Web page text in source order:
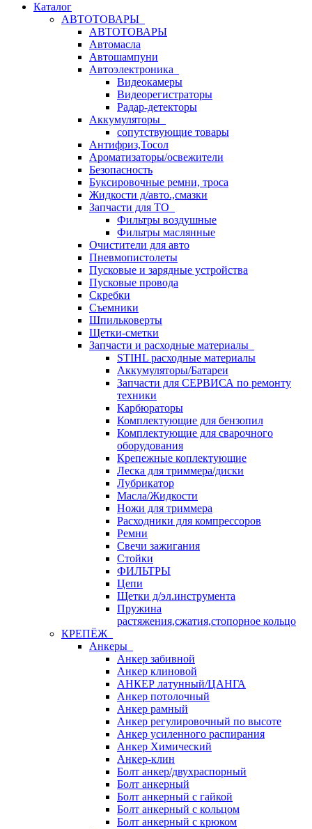
Каталог
АВТОТОВАРЫ
АВТОТОВАРЫ
Автомасла
Автошампуни
Автоэлектроника
Видеокамеры
Видеорегистраторы
Радар-детекторы
Аккумуляторы
сопутствующие товары
Антифриз,Тосол
Ароматизаторы/освежители
Безопасность
Буксировочные ремни, троса
Жидкости д/авто.,смазки
Запчасти для ТО
Фильтры воздушные
Фильтры маслянные
Очистители для авто
Пневмопистолеты
Пусковые и зарядные устройства
Пусковые провода
Скребки
Съемники
Шпильковерты
Щетки-сметки
Запчасти и расходные материалы
STIHL расходные материалы
Аккумуляторы/Батареи
Запчасти для СЕРВИСА по ремонту
техники
Карбюраторы
Комплектующие для бензопил
Комплектующие для сварочного
оборудования
Крепежные коплектующие
Леска для триммера/диски
Лубрикатор
Масла/Жидкости
Ножи для триммера
Расходники для компрессоров
Ремни
Свечи зажигания
Стойки
ФИЛЬТРЫ
Цепи
Щетки д/эл.инструмента
Пружина
растяжения,сжатия,стопорное кольцо
КРЕПЁЖ
Анкеры
Анкер забивной
Анкер клиновой
АНКЕР латунный/ЦАНГА
Анкер потолочный
Анкер рамный
Анкер регулировочный по высоте
Анкер усиленного распирания
Анкер Химический
Анкер-клин
Болт анкер/двухраспорный
Болт анкерный
Болт анкерный с гайкой
Болт анкерный с кольцом
Болт анкерный с крюком